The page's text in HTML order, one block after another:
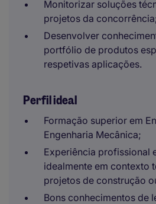
Monitorizar soluções
projetos da
Desenvolver
portfólio de produtos
respetivas aplicações.
Perfil ideal
Formação superior em
Engenharia Mecânica;
Experiência profissional
idealmente em contexto
projetos de construção
Bons conhecimentos de